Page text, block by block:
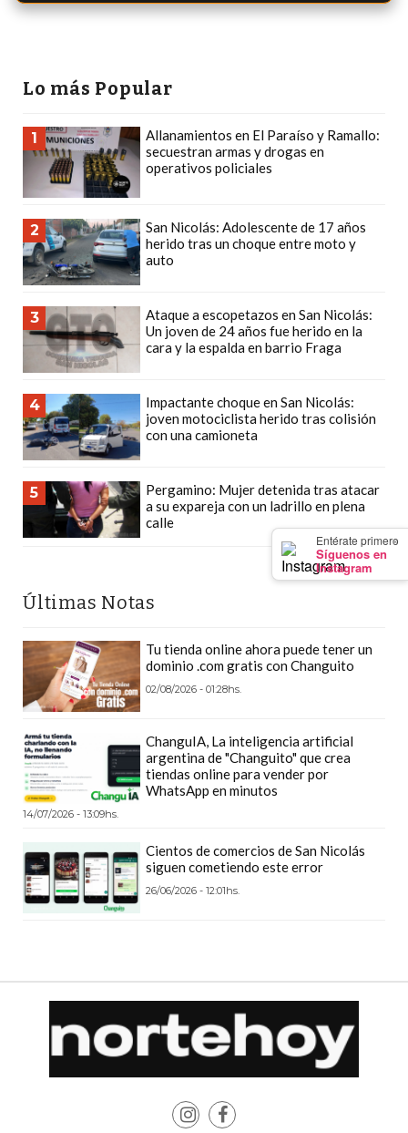
×
Entérate primero
Síguenos en
Instagram
TECNOLOGÍA
SERVICIOS
HORÓSCOPO
QUÉ ES
CHANGUITO.COM.AR Y
CÓMO FUNCIONA: CREAR
PEDIDOS POR WHATSAPP
TIENDA ONLINE GRATIS
EN ARGENTINA:
CHANGUITO.COM.AR VS
VENTA POR WHATSAPP
DEFINITIVA PARA
RESTAURANTES Y
DELIVERIES
CÓMO ORGANIZAR LOS
PEDIDOS DE DELIVERY
SE TE PIERDA NINGUNO
Lo más Popular
1
Allanamientos en El Paraíso y Ramallo:
secuestran armas y drogas en
operativos policiales
2
San Nicolás: Adolescente de 17 años
herido tras un choque entre moto y
auto
3
Ataque a escopetazos en San Nicolás:
Un joven de 24 años fue herido en la
cara y la espalda en barrio Fraga
4
Impactante choque en San Nicolás:
joven motociclista herido tras colisión
con una camioneta
5
Pergamino: Mujer detenida tras atacar
a su expareja con un ladrillo en plena
calle
Últimas Notas
Tu tienda online ahora puede tener un
dominio .com gratis con Changuito
02/08/2026 - 01:28hs.
ChanguIA, La inteligencia artificial
argentina de "Changuito" que crea
tiendas online para vender por
WhatsApp en minutos
14/07/2026 - 13:09hs.
Cientos de comercios de San Nicolás
siguen cometiendo este error
26/06/2026 - 12:01hs.